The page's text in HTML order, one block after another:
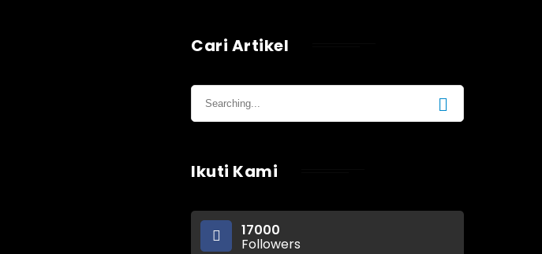
Cari Artikel
Ikuti Kami
17000
Followers